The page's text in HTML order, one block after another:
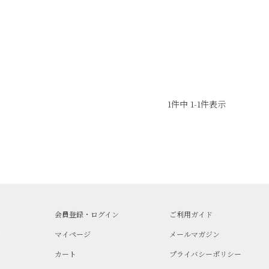
1件中 1-1件表示
会員登録・ログイン
マイページ
カート
ご利用ガイド
メールマガジン
プライバシーポリシー